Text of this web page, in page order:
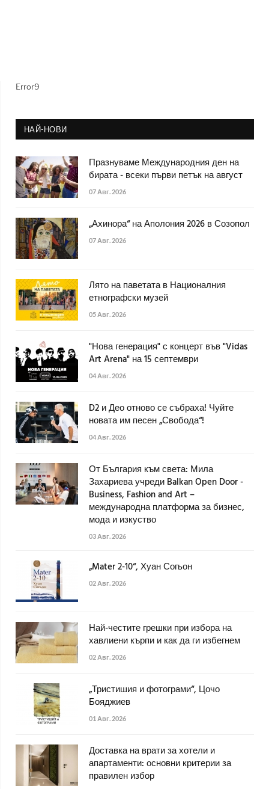
Error9
НАЙ-НОВИ
Празнуваме Международния ден на
бирата - всеки първи петък на август
07 Авг. 2026
„Ахинора“ на Аполония 2026 в Созопол
07 Авг. 2026
Лято на паветата в Националния
етнографски музей
05 Авг. 2026
"Нова генерация" с концерт във "Vidas
Art Arena" на 15 септември
04 Авг. 2026
D2 и Део отново се събраха! Чуйте
новата им песен „Свобода“!
04 Авг. 2026
От България към света: Мила
Захариева учреди Balkan Open Door -
Business, Fashion and Art –
международна платформа за бизнес,
мода и изкуство
03 Авг. 2026
„Mater 2-10“, Хуан Согьон
02 Авг. 2026
Най-честите грешки при избора на
хавлиени кърпи и как да ги избегнем
02 Авг. 2026
„Тристишия и фотограми“, Цочо
Бояджиев
01 Авг. 2026
Доставка на врати за хотели и
апартаменти: основни критерии за
правилен избор